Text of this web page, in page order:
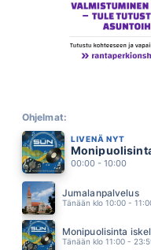
00.17
KYLÄ KESKELLÄ EI
OLLI HALONEN
00.14
A AALLON
00.09
ILO ETSII SUA
PAULI HANHINIEMI
00.06
KUNINGASIDEA
00.02
LEO LUOTO
23.57
Ohjelmat:
LIVENÄ NYT
00:00 - 10:00
Jumalanpalvelus
Tänään klo 10:00 -
Monipuolisinta
Tänään klo 11:00 -